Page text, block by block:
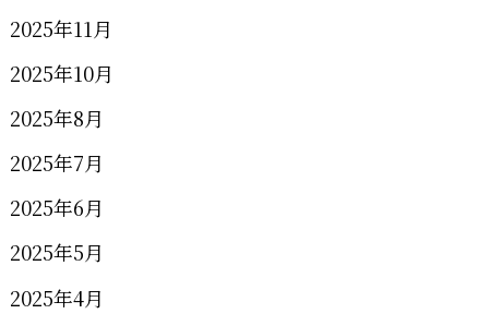
2025年11月
2025年10月
2025年8月
2025年7月
2025年6月
2025年5月
2025年4月